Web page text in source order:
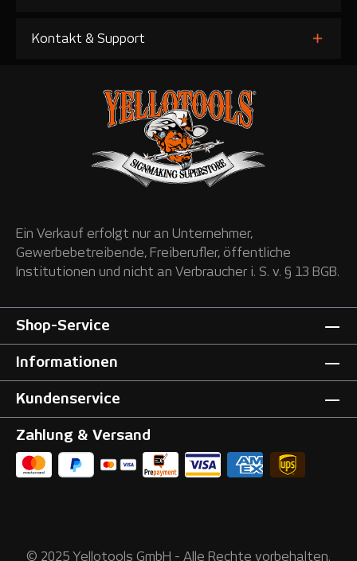
Kontakt & Support
Ein Verkauf erfolgt nur an Unternehmer,
Gewerbebetreibende, Freiberufler, öffentliche
Institutionen und nicht an Verbraucher i. S. v. § 13 BGB.
Shop-Service
Informationen
Kundenservice
Zahlung & Versand
© 2025 Yellotools GmbH - Alle Rechte vorbehalten.